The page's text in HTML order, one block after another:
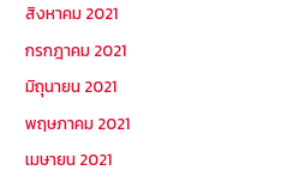
สิงหาคม 2021
กรกฎาคม 2021
มิถุนายน 2021
พฤษภาคม 2021
เมษายน 2021